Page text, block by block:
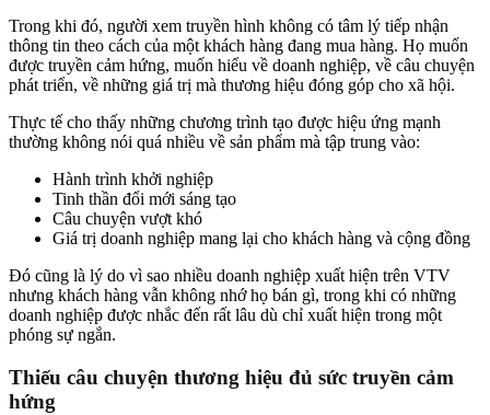
Trong khi đó, người xem truyền hình không có tâm lý tiếp nhận
thông tin theo cách của một khách hàng đang mua hàng. Họ muốn
được truyền cảm hứng, muốn hiểu về doanh nghiệp, về câu chuyện
phát triển, về những giá trị mà thương hiệu đóng góp cho xã hội.
Thực tế cho thấy những chương trình tạo được hiệu ứng mạnh
thường không nói quá nhiều về sản phẩm mà tập trung vào:
Hành trình khởi nghiệp
Tinh thần đổi mới sáng tạo
Câu chuyện vượt khó
Giá trị doanh nghiệp mang lại cho khách hàng và cộng đồng
Đó cũng là lý do vì sao nhiều doanh nghiệp xuất hiện trên VTV
nhưng khách hàng vẫn không nhớ họ bán gì, trong khi có những
doanh nghiệp được nhắc đến rất lâu dù chỉ xuất hiện trong một
phóng sự ngắn.
Thiếu câu chuyện thương hiệu đủ sức truyền cảm
hứng